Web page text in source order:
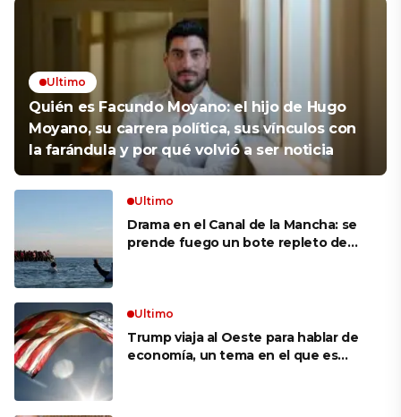
Ultimo
Quién es Facundo Moyano: el hijo de Hugo
Moyano, su carrera política, sus vínculos con
la farándula y por qué volvió a ser noticia
Ultimo
Drama en el Canal de la Mancha: se
prende fuego un bote repleto de
Ultimo
Trump viaja al Oeste para hablar de
economía, un tema en el que es